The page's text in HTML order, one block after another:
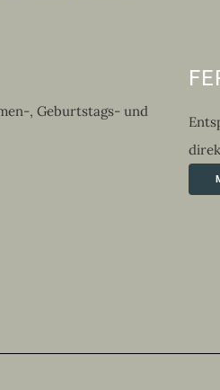
, Geburtstags- und